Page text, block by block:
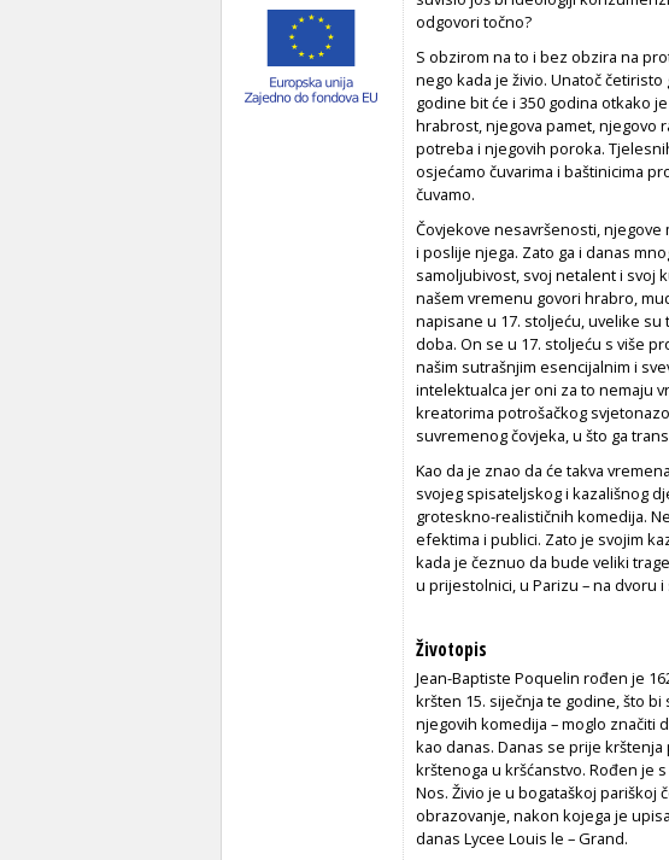
odgovori točno?
S obzirom na to i bez obzira na
nego kada je živio. Unatoč
godine bit će i 350 godina otkako
hrabrost, njegova pamet, njegovo
potreba i njegovih poroka.
osjećamo čuvarima i baštinicima
čuvamo.
Čovjekove nesavršenosti,
i poslije njega. Zato ga i danas
samoljubivost, svoj netalent i svoj
našem vremenu govori hrabro,
napisane u 17. stoljeću, uvelike
doba. On se u 17. stoljeću s više
našim sutrašnjim esencijalnim i
intelektualca jer oni za to nemaju
kreatorima potrošačkog
suvremenog čovjeka, u što ga
Kao da je znao da će takva
svojeg spisateljskog i kazališnog
groteskno-realističnih komedija.
efektima i publici. Zato je svojim
kada je čeznuo da bude veliki
u prijestolnici, u Parizu – na dvoru i
Životopis
Jean-Baptiste Poquelin rođen je
kršten 15. siječnja te godine, što
njegovih komedija – moglo značiti
kao danas. Danas se prije
krštenoga u kršćanstvo. Rođen je
Nos. Živio je u bogataškoj pariškoj
obrazovanje, nakon kojega je
danas Lycee Louis le – Grand.